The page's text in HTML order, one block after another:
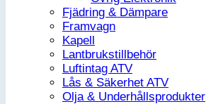
Fjädring & Dämpare
Framvagn
Kapell
Lantbrukstillbehör
Luftintag ATV
Lås & Säkerhet ATV
Olja & Underhållsprodukter